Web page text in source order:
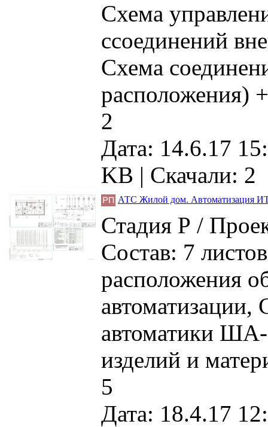
Схема
cсоединений
Схема
расположения)
2
Дата: 14.6.17
KB | Скачали: 2
АТС Жилой дом. Автоматизация
Стадия Р /
Состав: 7
расположения
автоматики
изделий и
5
Дата: 18.4.17